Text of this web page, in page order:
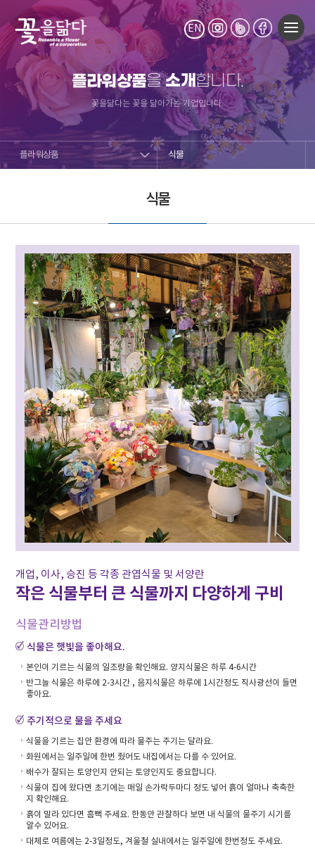
EN
플라워상품을소개합니다.
꽃을닮다는 꽃을 닮아가는 기업입니다.
플라워상품 식물
식물
개업, 이사, 승진 등 각종 관엽식물 및 서양란
작은 식물부터 큰 식물까지 다양하게 구비
식물관리방법
식물은 햇빛을 좋아해요.
본인이 기르는 식물의 일조량을 확인해요. 양지식물은 하루 4-6시간
반그늘 식물은 하루에 2-3시간 , 음지식물은 하루에 1시간정도 직사광선이 들면
좋아요.
주기적으로 물을 주세요
식물을 기르는 집안 환경에 따라 물주는 주기는 달라요.
화원에서는 일주일에 한번 줬어도 내집에서는 다를 수 있어요.
배수가 잘되는 토양인지 안되는 토양인지도 중요합니다.
식물이 집에 왔다면 초기에는 매일 손가락두마디 정도 넣어 흙이 얼마나 축축한
지 확인해요.
흙이 말라 있다면 흠뻑 주세요. 한동안 관찰하다 보면 내 식물의 물주기 시기를
알수 있어요.
대체로 여름에는 2-3일정도, 겨울철 실내에서는 일주일에 한번정도 주세요.